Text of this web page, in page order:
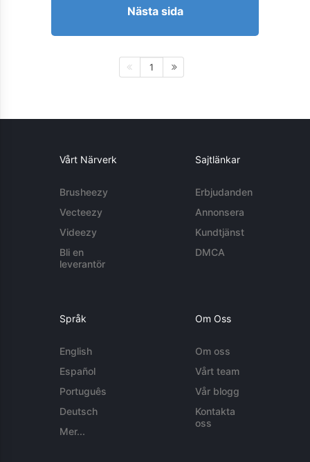
Nästa sida
1
Vårt Närverk
Brusheezy
Vecteezy
Videezy
Bli en
leverantör
Sajtlänkar
Erbjudanden
Annonsera
Kundtjänst
DMCA
Språk
English
Español
Português
Deutsch
Mer...
Om Oss
Om oss
Vårt team
Vår blogg
Kontakta
oss